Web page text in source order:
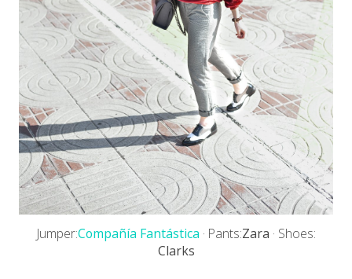
Jumper:Compañía Fantástica · Pants:Zara · Shoes:
Clarks